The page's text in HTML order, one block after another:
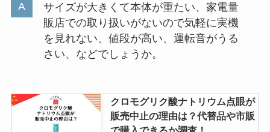
サイズが大きくて本体が重たい、家電量
販店での取り扱いがないので気軽に実機
を見れない、値段が高い、運転音がうる
さい、などでしょうか。
クロモグリク酸ナトリウム点眼が
販売中止の理由は？代替品や市販